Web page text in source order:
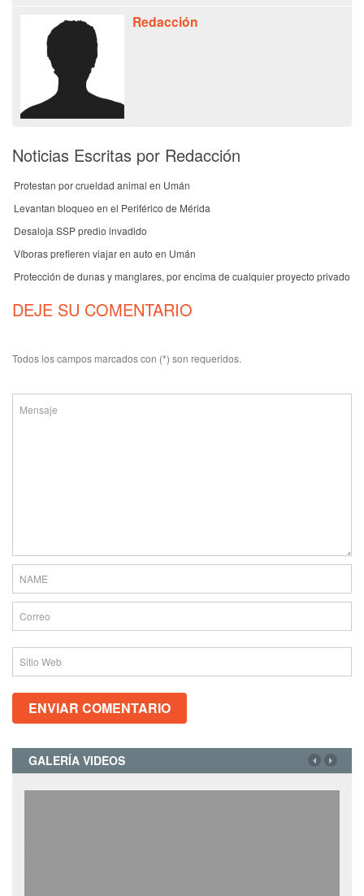
Redacción
Noticias Escritas por Redacción
Protestan por crueldad animal en Umán
Levantan bloqueo en el Periférico de Mérida
Desaloja SSP predio invadido
Víboras prefieren viajar en auto en Umán
Protección de dunas y manglares, por encima de cualquier proyecto privado
DEJE SU COMENTARIO
Todos los campos marcados con (*) son requeridos.
GALERÍA VIDEOS